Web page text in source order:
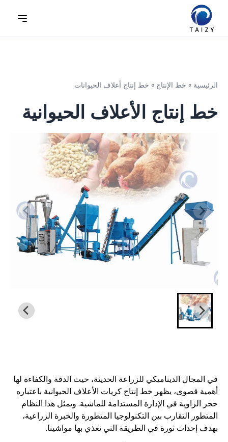
الرئيسية » خط الإنتاج » خط إنتاج أعلاف الحيوانات
خط إنتاج الأعلاف الحيوانية
في المجال الديناميكي للزراعة الحديثة، حيث الدقة والكفاءة لها
أهمية قصوى، يظهر خط إنتاج كريات الأعلاف الحيوانية باعتباره
حجر الزاوية في الإدارة المستدامة للماشية. ويمثل هذا النظام
المتطور التقارب بين التكنولوجيا المتطورة والخبرة الزراعية،
بهدف إحداث ثورة في الطريقة التي نغذي بها مواشينا.